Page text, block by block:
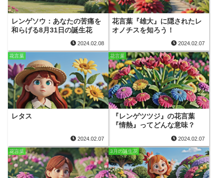
レンゲソウ：あなたの苦痛を
和らげる8月31日の誕生花
2024.02.08
花言葉『雄大』に隠されたレ
オノチスを知ろう！
2024.02.07
花言葉
レタス
2024.02.07
花言葉
『レンゲツツジ』の花言葉
『情熱』ってどんな意味？
2024.02.07
花言葉 3月の誕生花